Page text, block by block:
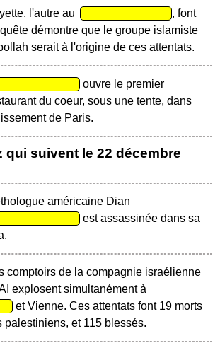
l'autre au
, font
démontre que le groupe islamiste
serait à l'origine de ces attentats.
ouvre le premier
du coeur, sous une tente, dans
de Paris.
qui suivent le 22 décembre
américaine Dian
est assassinée dans sa
comptoirs de la compagnie israélienne
explosent simultanément à
et Vienne. Ces attentats font 19 morts
palestiniens, et 115 blessés.